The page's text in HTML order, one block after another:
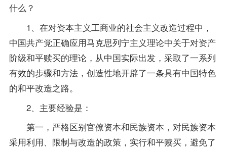
什么？
1、在对资本主义工商业的社会主义改造过程中，
中国共产党正确应用马克思列宁主义理论中关于对资产
阶级和平赎买的理论，从中国实际出发，采取了一系列
有效的步骤和方法，创造性地开辟了一条具有中国特色
的和平改造之路。
2、主要经验是：
第一，严格区别官僚资本和民族资本，对民族资本
采用利用、限制与改造的政策，实行和平赎买，避免了